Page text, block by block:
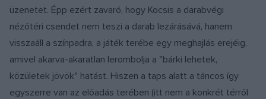
üzenetet. Épp ezért zavaró, hogy Kocsis a darabvégi
nézőtéri csendet nem teszi a darab lezárásává, hanem
visszaáll a színpadra, a játék terébe egy meghajlás erejéig,
amivel akarva-akaratlan lerombolja a "bárki lehetek,
közületek jövök" hatást. Hiszen a taps alatt a táncos így
egyszerre van az előadás terében (itt nem a konkrét térről